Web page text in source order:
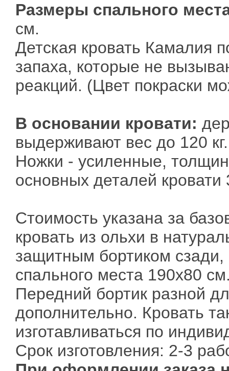
Размеры спального
см.
Детская кровать Камалия
запаха, которые не
реакций. (Цвет покраски
В основании кровати:
выдерживают вес до 120 кг.
Ножки - усиленные,
основных деталей кровати
Стоимость указана за
кровать из ольхи в
защитным бортиком
спального места 190х80
Передний бортик разной
дополнительно. Кровать
изготавливаться по
Срок изготовления: 2-3